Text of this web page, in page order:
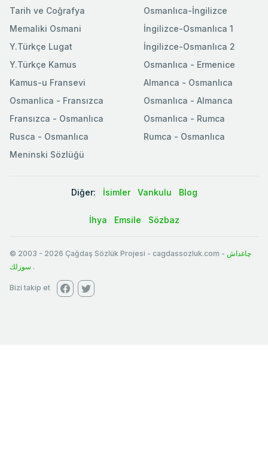
Tarih ve Coğrafya
Memaliki Osmani
Y.Türkçe Lugat
Y.Türkçe Kamus
Osmanlıca-İngilizce
İngilizce-Osmanlıca 1
İngilizce-Osmanlıca 2
Osmanlıca - Ermenice
Kamus-u Fransevi
Osmanlica - Fransızca
Fransızca - Osmanlıca
Rusca - Osmanlıca
Meninski Sözlüğü
Almanca - Osmanlıca
Osmanlıca - Almanca
Osmanlıca - Rumca
Rumca - Osmanlıca
Diğer: İsimler Vankulu Blog
İhya Emsile Sözbaz
© 2003 - 2026 Çağdaş Sözlük Projesi - cagdassozluk.com - چاغداش
سوزلك .
Bizi takip et